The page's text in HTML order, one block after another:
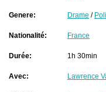
Genere: Drame /
Nationalité: France
Durée: 1h 30min
Avec: Lawrence